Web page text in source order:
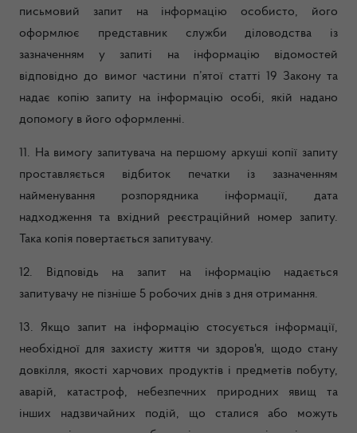
письмовий запит на інформацію особисто, його
оформлює представник служби діловодства із
зазначенням у запиті на інформацію відомостей
відповідно до вимог частини п’ятої статті 19 Закону та
надає копію запиту на інформацію особі, якій надано
допомогу в його оформленні.
11. На вимогу запитувача на першому аркуші копії запиту
проставляється відбиток печатки із зазначенням
найменування розпорядника інформації, дата
надходження та вхідний реєстраційний номер запиту.
Така копія повертається запитувачу.
12. Відповідь на запит на інформацію надається
запитувачу не пізніше 5 робочих днів з дня отримання.
13. Якщо запит на інформацію стосується інформації,
необхідної для захисту життя чи здоров'я, щодо стану
довкілля, якості харчових продуктів і предметів побуту,
аварій, катастроф, небезпечних природних явищ та
інших надзвичайних подій, що сталися або можуть